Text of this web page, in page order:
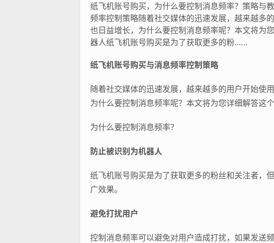
纸飞机账号购买，为什么要控制消息频率？策略与
频率控制策略随着社交媒体的迅速发展，越来越多
也日益增长，为什么要控制消息频率呢？本文将为
器人纸飞机账号购买是为了获取更多的粉……
纸飞机账号购买与消息频率控制策略
随着社交媒体的迅速发展，越来越多的用户开始使
为什么要控制消息频率呢？本文将为您详细解答这
为什么要控制消息频率？
防止被识别为机器人
纸飞机账号购买是为了获取更多的粉丝和关注者，
广效果。
避免打扰用户
控制消息频率可以避免对用户造成打扰，如果发送